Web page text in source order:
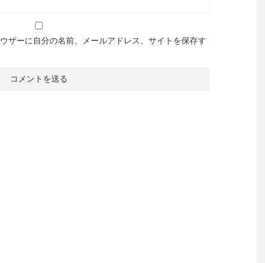
ザーに自分の名前、メールアドレス、サイトを保存す